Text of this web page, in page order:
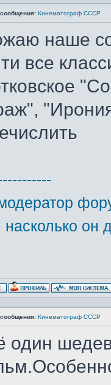
Кинематограф СССР
наше
все
насколько он
Кинематограф СССР
один